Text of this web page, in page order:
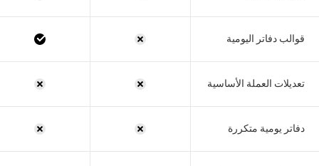
قوالب دفاتر اليومية
تعديلات العملة الأساسية
دفاتر يومية متكررة